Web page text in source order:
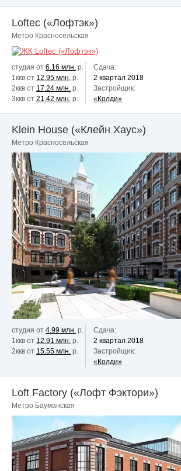
Loftec («Лофтэк»)
Метро Красносельская
студия от 6.16 млн. р.
1ккв от 12.95 млн. р.
2ккв от 17.24 млн. р.
3ккв от 21.42 млн. р.
Сдача:
2 квартал 2018
Застройщик:
«Колди»
Klein House («Клейн Хаус»)
Метро Красносельская
студия от 4.99 млн. р.
1ккв от 12.91 млн. р.
2ккв от 15.55 млн. р.
Сдача:
2 квартал 2018
Застройщик:
«Колди»
Loft Factory («Лофт Фэктори»)
Метро Бауманская